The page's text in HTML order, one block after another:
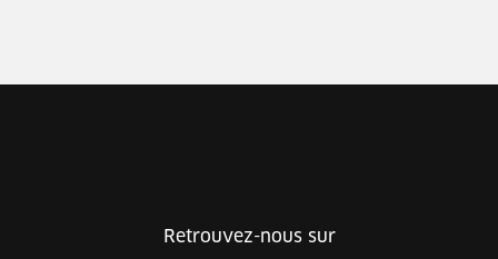
Retrouvez-nous sur